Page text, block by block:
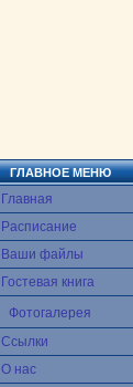
ГЛАВНОЕ МЕНЮ
Главная
Расписание
Ваши файлы
Гостевая книга
Фотогалерея
Ссылки
О нас